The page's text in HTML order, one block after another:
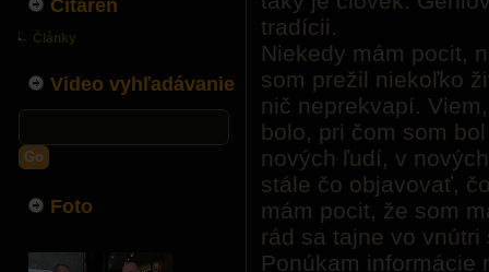
Čitáreň
Články
Video vyhľadávanie
Go
Foto
tradícii.
Niekedy mám pocit,
som prežil niekoľko
nič neprekvapí.
bolo, pri čom som
nových ľudí, v
stále čo objavovať,
mám pocit, že som
rád sa tajne vo
Ponúkam informácie